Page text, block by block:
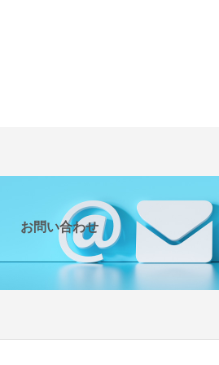
お問い合わせ